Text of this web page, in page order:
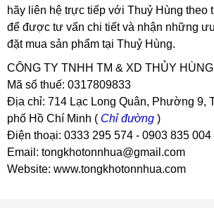
hãy liên hệ trực tiếp với Thuỷ Hùng theo
để được tư vấn chi tiết và nhận những
đặt mua sản phẩm tại Thuỷ Hùng.
CÔNG TY TNHH TM & XD THỦY HÙNG
Mã số thuế: 0317809833
Địa chỉ: 714 Lạc Long Quân, Phường 9,
phố Hồ Chí Minh ( Chỉ đường )
Điện thoại: 0333 295 574 - 0903 835 004
Email: tongkhotonnhua@gmail.com
Website: www.tongkhotonnhua.com